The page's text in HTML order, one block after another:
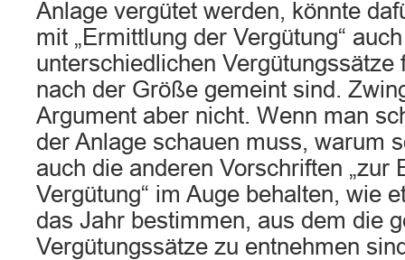
Anlage vergütet werden, könnte
mit „Ermittlung der Vergütung“
unterschiedlichen Vergütungssätze
nach der Größe gemeint sind.
Argument aber nicht. Wenn man
der Anlage schauen muss, warum
auch die anderen Vorschriften „zur
Vergütung“ im Auge behalten, wie
das Jahr bestimmen, aus dem die
Vergütungssätze zu entnehmen